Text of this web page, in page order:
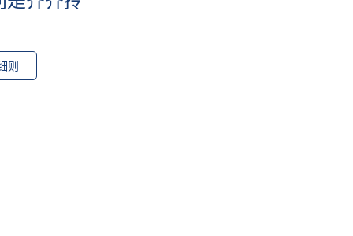
则